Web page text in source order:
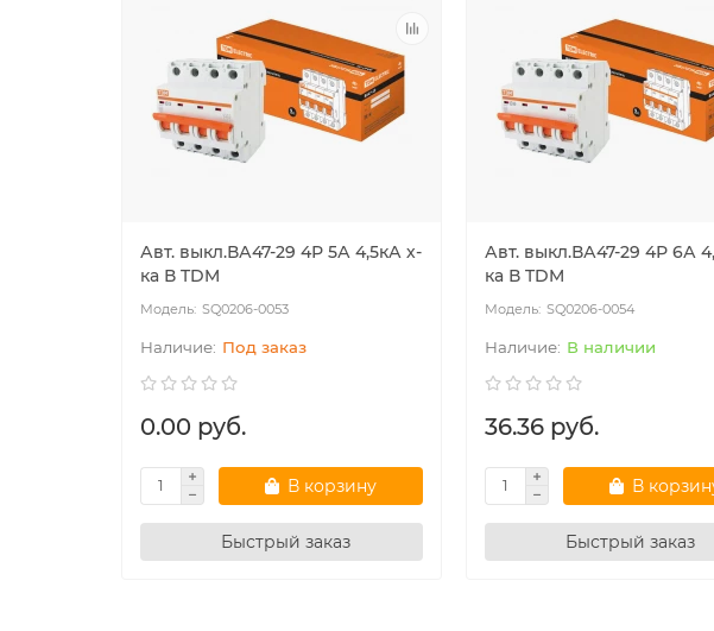
Авт. выкл.ВА47-29 4Р 5А 4,5кА х-
ка В TDM
SQ0206-0053
Под заказ
0.00 руб.
В корзину
Быстрый заказ
Авт. выкл.ВА47-29 4Р 6А
ка В TDM
SQ0206-0054
В наличии
36.36 руб.
В
Быстрый заказ